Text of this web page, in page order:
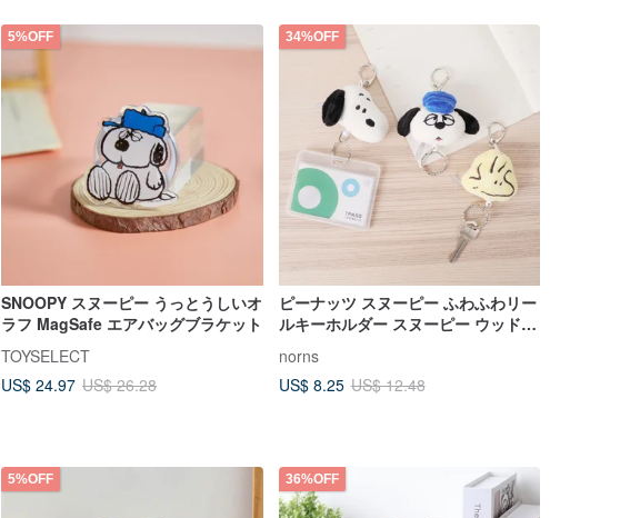
5%OFF
SNOOPY スヌーピー うっとうしいオ
ラフ MagSafe エアバッグブラケット
TOYSELECT
US$ 24.97 US$ 26.28
34%OFF
ピーナッツ スヌーピー ふわふわリー
ルキーホルダー スヌーピー ウッドス
ーホルダー
norns
US$ 8.25 US$ 12.48
5%OFF 36%OFF